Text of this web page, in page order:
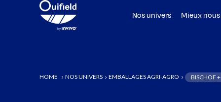
Nos univers Mieux
HOME 5 NOS UNIVERS 5 EMBALLAGES AGRI-AGRO 5 BISCHOF